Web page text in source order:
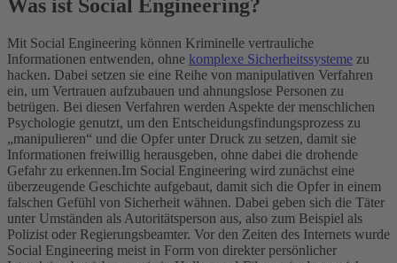
Was ist Social Engineering?
Mit Social Engineering können Kriminelle vertrauliche
Informationen entwenden, ohne komplexe Sicherheitssysteme zu
hacken. Dabei setzen sie eine Reihe von manipulativen Verfahren
ein, um Vertrauen aufzubauen und ahnungslose Personen zu
betrügen. Bei diesen Verfahren werden Aspekte der menschlichen
Psychologie genutzt, um den Entscheidungsfindungsprozess zu
„manipulieren“ und die Opfer unter Druck zu setzen, damit sie
Informationen freiwillig herausgeben, ohne dabei die drohende
Gefahr zu erkennen.Im Social Engineering wird zunächst eine
überzeugende Geschichte aufgebaut, damit sich die Opfer in einem
falschen Gefühl von Sicherheit wähnen. Dabei geben sich die Täter
unter Umständen als Autoritätsperson aus, also zum Beispiel als
Polizist oder Regierungsbeamter. Vor den Zeiten des Internets wurde
Social Engineering meist in Form von direkter persönlicher